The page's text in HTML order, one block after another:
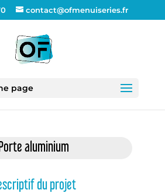
contact@ofmenuiseries.fr
page
aluminium
du projet